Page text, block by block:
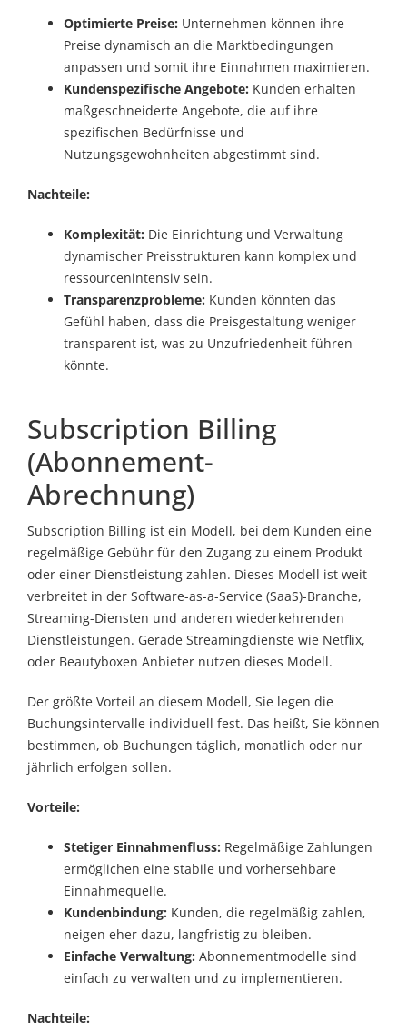
Optimierte Preise: Unternehmen können ihre
Preise dynamisch an die Marktbedingungen
anpassen und somit ihre Einnahmen maximieren.
Kundenspezifische Angebote: Kunden erhalten
maßgeschneiderte Angebote, die auf ihre
spezifischen Bedürfnisse und
Nutzungsgewohnheiten abgestimmt sind.
Nachteile:
Komplexität: Die Einrichtung und Verwaltung
dynamischer Preisstrukturen kann komplex und
ressourcenintensiv sein.
Transparenzprobleme: Kunden könnten das
Gefühl haben, dass die Preisgestaltung weniger
transparent ist, was zu Unzufriedenheit führen
könnte.
Subscription Billing
(Abonnement-
Abrechnung)
Subscription Billing ist ein Modell, bei dem Kunden eine
regelmäßige Gebühr für den Zugang zu einem Produkt
oder einer Dienstleistung zahlen. Dieses Modell ist weit
verbreitet in der Software-as-a-Service (SaaS)-Branche,
Streaming-Diensten und anderen wiederkehrenden
Dienstleistungen. Gerade Streamingdienste wie Netflix,
oder Beautyboxen Anbieter nutzen dieses Modell.
Der größte Vorteil an diesem Modell, Sie legen die
Buchungsintervalle individuell fest. Das heißt, Sie können
bestimmen, ob Buchungen täglich, monatlich oder nur
jährlich erfolgen sollen.
Vorteile:
Stetiger Einnahmenfluss: Regelmäßige Zahlungen
ermöglichen eine stabile und vorhersehbare
Einnahmequelle.
Kundenbindung: Kunden, die regelmäßig zahlen,
neigen eher dazu, langfristig zu bleiben.
Einfache Verwaltung: Abonnementmodelle sind
einfach zu verwalten und zu implementieren.
Nachteile: